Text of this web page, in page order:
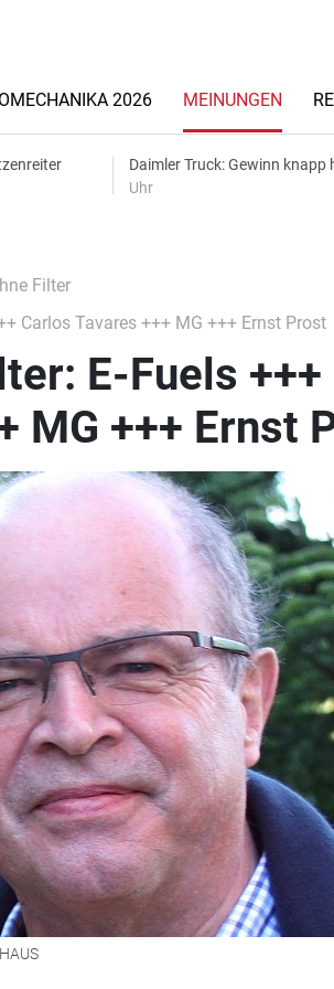
2026 MEINUNGEN
Daimler Truck: Gewinn knapp
Uhr
Filter
Carlos Tavares +++ MG +++ Ernst Prost
E-Fuels
MG +++ Ernst